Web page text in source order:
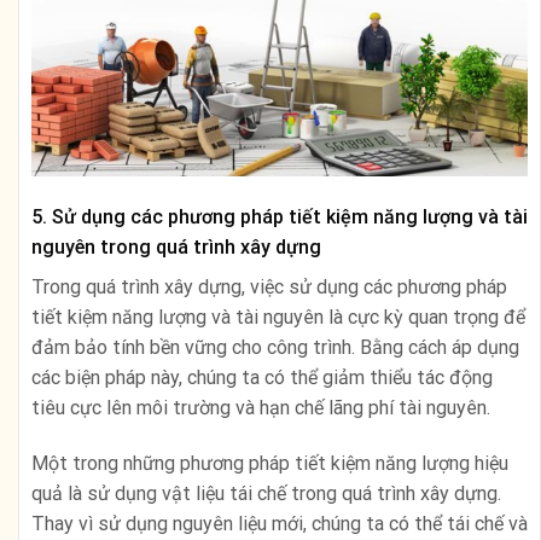
5. Sử dụng các phương pháp tiết kiệm năng lượng và tài
nguyên trong quá trình xây dựng
Trong quá trình xây dựng, việc sử dụng các phương pháp
tiết kiệm năng lượng và tài nguyên là cực kỳ quan trọng để
đảm bảo tính bền vững cho công trình. Bằng cách áp dụng
các biện pháp này, chúng ta có thể giảm thiểu tác động
tiêu cực lên môi trường và hạn chế lãng phí tài nguyên.
Một trong những phương pháp tiết kiệm năng lượng hiệu
quả là sử dụng vật liệu tái chế trong quá trình xây dựng.
Thay vì sử dụng nguyên liệu mới, chúng ta có thể tái chế và